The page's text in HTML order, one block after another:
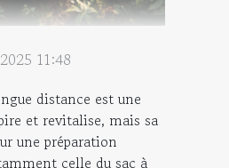
11:48
distance est une
et revitalise, mais sa
une préparation
celle du sac à